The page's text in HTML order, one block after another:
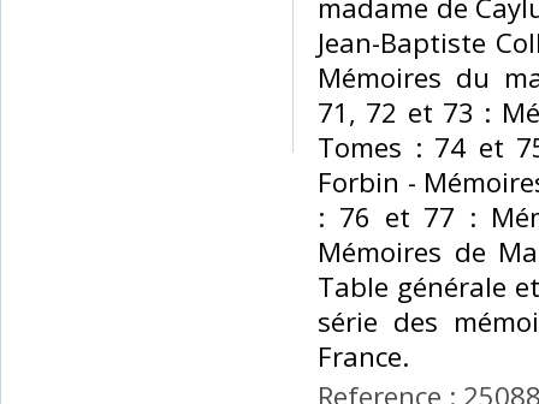
madame de
Jean-Baptiste
Mémoires du
71, 72 et 73 :
Tomes : 74 et
Forbin -
: 76 et 77 :
Mémoires de
Table générale
série des
France. ‎
Reference :